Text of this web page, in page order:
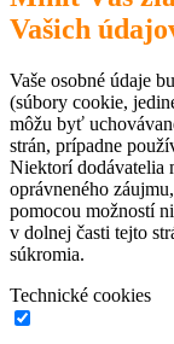
Vašich
Vaše osobné údaje
(súbory cookie,
môžu byť
strán, prípadne
Niektorí dodávatelia
oprávneného
pomocou možností
v dolnej časti tejto
súkromia.
Technické cookies